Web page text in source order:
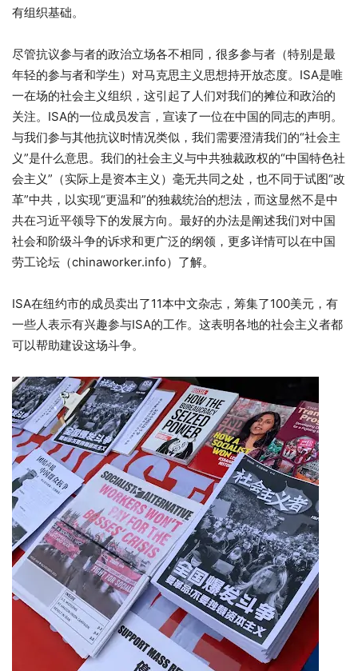
有组织基础。
尽管抗议参与者的政治立场各不相同，很多参与者（特别是最
年轻的参与者和学生）对马克思主义思想持开放态度。ISA是唯
一在场的社会主义组织，这引起了人们对我们的摊位和政治的
关注。ISA的一位成员发言，宣读了一位在中国的同志的声明。
与我们参与其他抗议时情况类似，我们需要澄清我们的“社会主
义”是什么意思。我们的社会主义与中共独裁政权的“中国特色社
会主义”（实际上是资本主义）毫无共同之处，也不同于试图“改
革”中共，以实现“更温和”的独裁统治的想法，而这显然不是中
共在习近平领导下的发展方向。最好的办法是阐述我们对中国
社会和阶级斗争的诉求和更广泛的纲领，更多详情可以在中国
劳工论坛（chinaworker.info）了解。
ISA在纽约市的成员卖出了11本中文杂志，筹集了100美元，有
一些人表示有兴趣参与ISA的工作。这表明各地的社会主义者都
可以帮助建设这场斗争。